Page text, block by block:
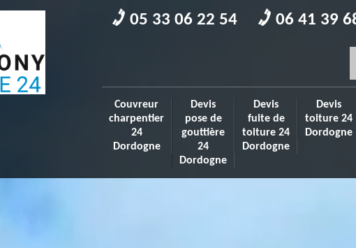
05 33 06 22 54 06 41 39
Couvreur
charpentier
24
Dordogne
Devis
pose de
gouttière
24
Dordogne
Devis
fuite de
toiture 24
Dordogne
Devis
toiture 24
Dordogne